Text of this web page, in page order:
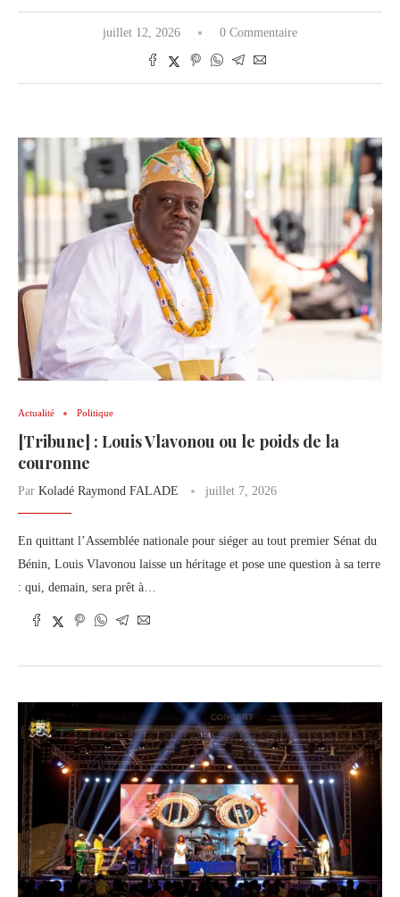
juillet 12, 2026 0 Commentaire
Actualité Politique
[Tribune] : Louis Vlavonou ou le poids de la
couronne
Par Koladé Raymond FALADE juillet 7, 2026
En quittant l’Assemblée nationale pour siéger au tout premier Sénat du
Bénin, Louis Vlavonou laisse un héritage et pose une question à sa terre
: qui, demain, sera prêt à…